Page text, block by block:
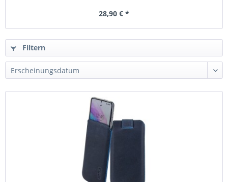
28,90 € *
Filtern